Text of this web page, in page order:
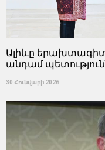
Ալիևը
անդամ
30 Հունվարի 2026